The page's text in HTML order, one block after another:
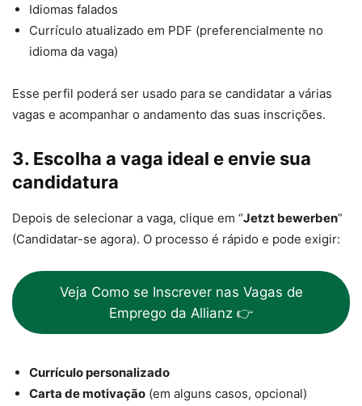
Idiomas falados
Currículo atualizado em PDF (preferencialmente no
idioma da vaga)
Esse perfil poderá ser usado para se candidatar a várias
vagas e acompanhar o andamento das suas inscrições.
3. Escolha a vaga ideal e envie sua
candidatura
Depois de selecionar a vaga, clique em “Jetzt bewerben”
(Candidatar-se agora). O processo é rápido e pode exigir:
Veja Como se Inscrever nas Vagas de
Emprego da Allianz 👉
Currículo personalizado
Carta de motivação (em alguns casos, opcional)